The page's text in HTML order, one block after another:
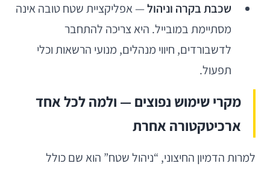
שכבת בקרה וניהול— אפליקציית שטח טובה אינה
מסתיימת במובייל. היא צריכה להתחבר
לדשבורדים, חיווי מנהלים, מנועי הרשאות וכלי
תפעול.
מקרי שימוש נפוצים — ולמה לכל אחד
ארכיטקטורה אחרת
למרות הדמיון החיצוני, “ניהול שטח” הוא שם כולל